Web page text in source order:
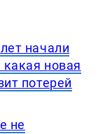
начали
новая
потерей
не